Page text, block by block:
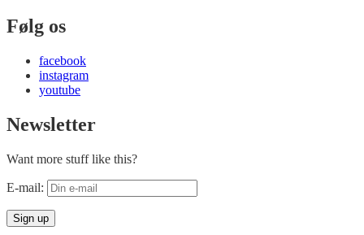
Følg os
facebook
instagram
youtube
Newsletter
Want more stuff like this?
E-mail: